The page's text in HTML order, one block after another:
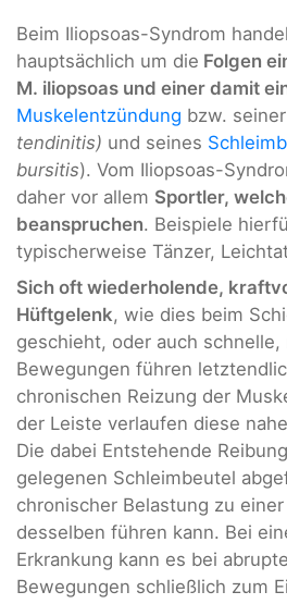
Beim Iliopsoas-Syndrom
hauptsächlich um die Folgen
M. iliopsoas und einer damit
Muskelentzündung bzw. seiner
tendinitis) und seines
bursitis). Vom Iliopsoas-
daher vor allem Sportler,
beanspruchen. Beispiele
typischerweise Tänzer,
Sich oft wiederholende,
Hüftgelenk, wie dies beim
geschieht, oder auch
Bewegungen führen
chronischen Reizung der
der Leiste verlaufen diese
Die dabei Entstehende
gelegenen Schleimbeutel
chronischer Belastung zu
desselben führen kann. Bei
Erkrankung kann es bei
Bewegungen schließlich zum